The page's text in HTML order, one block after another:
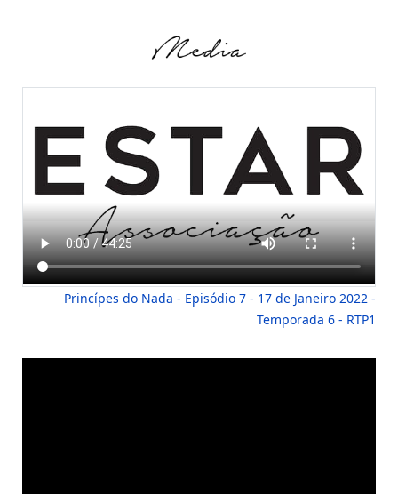
Princípes do Nada - Episódio 7 - 17 de Janeiro 2022 -
Temporada 6 - RTP1